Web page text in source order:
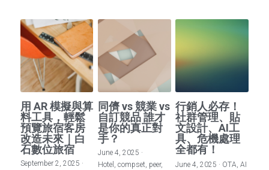
用 AR 模擬與算
料工具，輕鬆
預覽旅宿客房
改造未來｜白
石數位旅宿
September 2, 2025 ·
同儕 vs 競業 vs
自訂競品 誰才
是你的真正對
手？
June 4, 2025 ·
Hotel, compset, peer,
行銷人必存！
社群管理、貼
文設計、AI工
具、危機處理
全都有！
June 4, 2025 · OTA, AI